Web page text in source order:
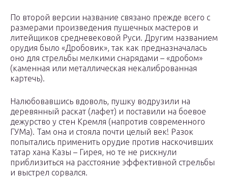
По второй версии название связано прежде всего с
размерами произведения пушечных мастеров и
литейщиков средневековой Руси. Другим названием
орудия было «Дробовик», так как предназначалась
оно для стрельбы мелкими снарядами – «дробом»
(каменная или металлическая некалиброванная
картечь).
Налюбовавшись вдоволь, пушку водрузили на
деревянный раскат (лафет) и поставили на боевое
дежурство у стен Кремля (напротив современного
ГУМа). Там она и стояла почти целый век! Разок
попытались применить орудие против наскочивших
татар хана Казы – Гирея, но те не рискнули
приблизиться на расстояние эффективной стрельбы
и выстрел сорвался.